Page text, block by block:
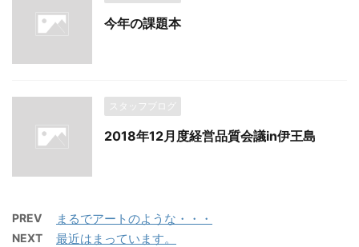
今年の課題本
スタッフブログ
2018年12月度経営品質会議in伊王島
PREV まるでアートのような・・・
NEXT 最近はまっています。